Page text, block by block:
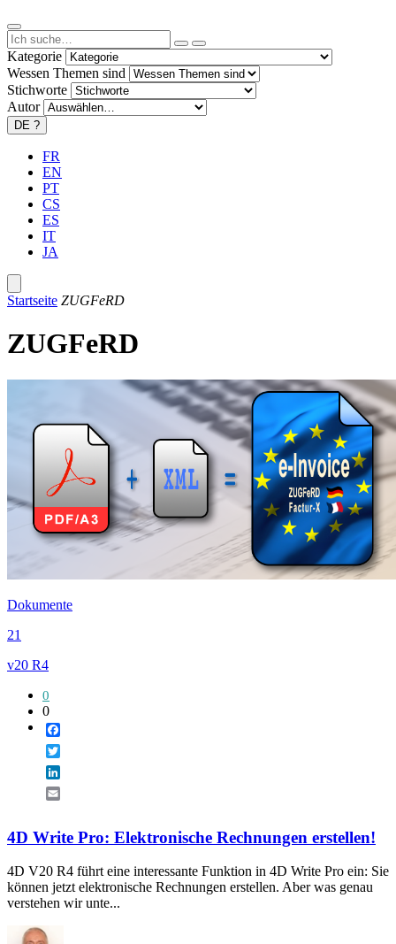
Kategorie
Wessen Themen sind
Stichworte
Autor
DE ?
FR
EN
PT
CS
ES
IT
JA
Startseite ZUGFeRD
ZUGFeRD
Dokumente
21
v20 R4
0
0
4D Write Pro: Elektronische Rechnungen erstellen!
4D V20 R4 führt eine interessante Funktion in 4D Write Pro ein: Sie
können jetzt elektronische Rechnungen erstellen. Aber was genau
verstehen wir unte...